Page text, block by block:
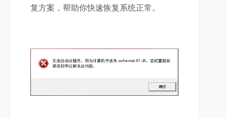
复方案，帮助你快速恢复系统正常。